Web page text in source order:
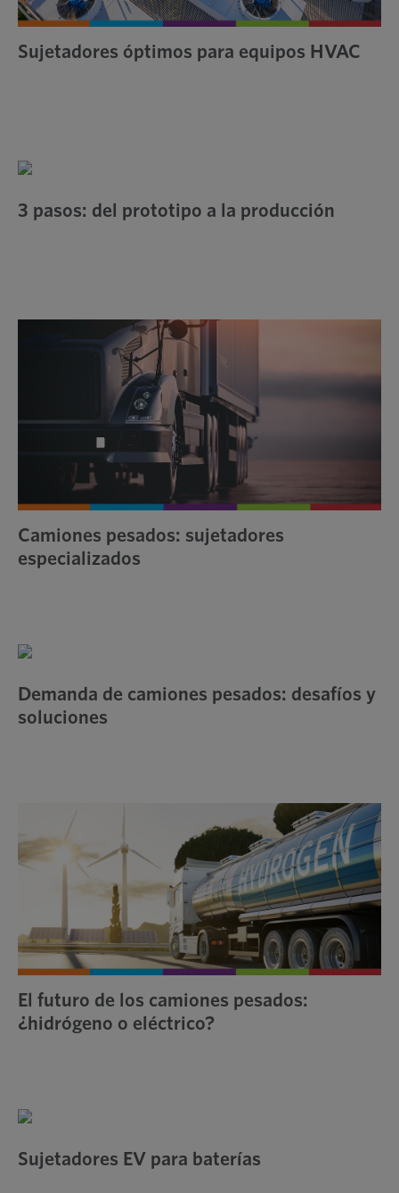
Sujetadores óptimos para equipos HVAC
3 pasos: del prototipo a la producción
Camiones pesados: sujetadores
especializados
Demanda de camiones pesados: desafíos y
soluciones
El futuro de los camiones pesados:
¿hidrógeno o eléctrico?
Sujetadores EV para baterías